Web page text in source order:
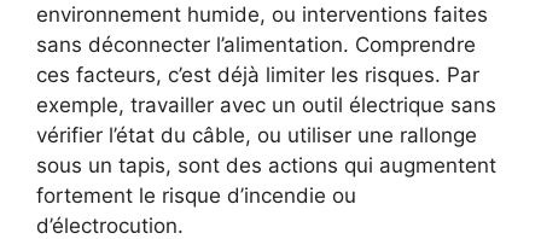
environnement humide, ou interventions faites
sans déconnecter l’alimentation. Comprendre
ces facteurs, c’est déjà limiter les risques. Par
exemple, travailler avec un outil électrique sans
vérifier l’état du câble, ou utiliser une rallonge
sous un tapis, sont des actions qui augmentent
fortement le risque d’incendie ou
d’électrocution.